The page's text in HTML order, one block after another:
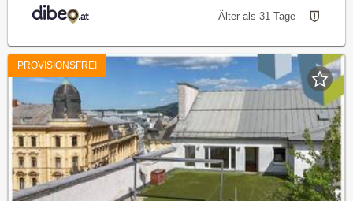
Älter als 31 Tage
PROVISIONSFREI